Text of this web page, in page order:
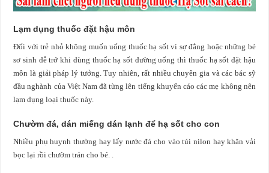
Lạm dụng thuốc đặt hậu môn
Đối với trẻ nhỏ không muốn uống thuốc hạ sốt vì sợ đắng hoặc những bé
sơ sinh dễ trớ khi dùng thuốc hạ sốt đường uống thì thuốc hạ sốt đặt hậu
môn là giải pháp lý tưởng. Tuy nhiên, rất nhiều chuyên gia và các bác sỹ
đầu nghành của Việt Nam đã từng lên tiếng khuyến cáo các mẹ không nên
lạm dụng loại thuốc này.
Chườm đá, dán miếng dán lạnh để hạ sốt cho con
Nhiều phụ huynh thường hay lấy nước đá cho vào túi nilon hay khăn vải
bọc lại rồi chườm trán cho bé. .